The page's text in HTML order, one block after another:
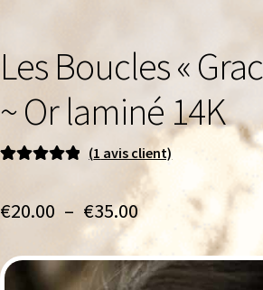
Les Boucles «
~ Or laminé 14K
notation
(1 avis client)
€20.00 – €35.00Plage
prix :